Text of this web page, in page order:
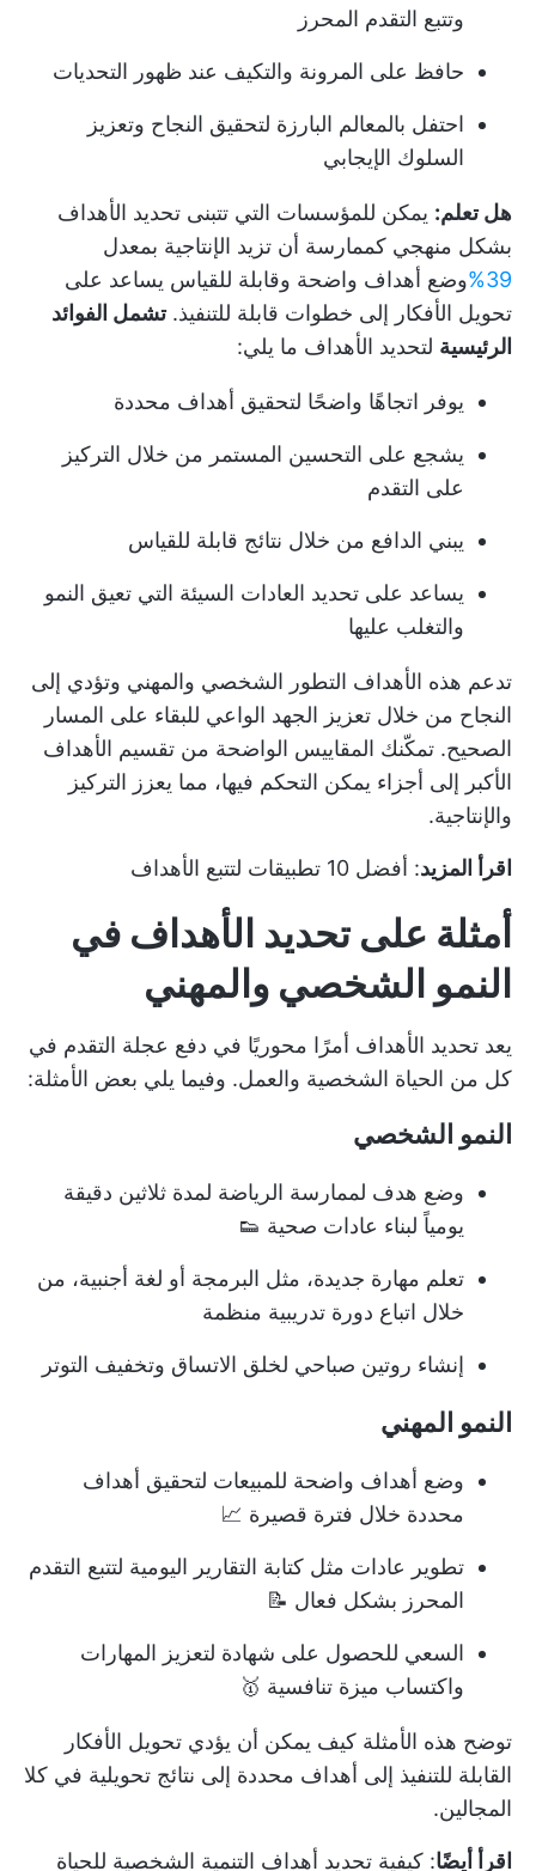
وتتبع التقدم المحرز
حافظ على المرونة والتكيف عند ظهور التحديات
احتفل بالمعالم البارزة لتحقيق النجاح وتعزيز
السلوك الإيجابي
هل تعلم: يمكن للمؤسسات التي تتبنى تحديد الأهداف
بشكل منهجي كممارسة أن تزيد الإنتاجية بمعدل
39%
وضع أهداف واضحة وقابلة للقياس يساعد على
تحويل الأفكار إلى خطوات قابلة للتنفيذ.تشمل الفوائد
الرئيسية لتحديد الأهداف ما يلي:
يوفر اتجاهًا واضحًا لتحقيق أهداف محددة
يشجع على التحسين المستمر من خلال التركيز
على التقدم
يبني الدافع من خلال نتائج قابلة للقياس
يساعد على تحديد العادات السيئة التي تعيق النمو
والتغلب عليها
تدعم هذه الأهداف التطور الشخصي والمهني وتؤدي إلى
النجاح من خلال تعزيز الجهد الواعي للبقاء على المسار
الصحيح. تمكّنك المقاييس الواضحة من تقسيم الأهداف
الأكبر إلى أجزاء يمكن التحكم فيها، مما يعزز التركيز
والإنتاجية.
اقرأ المزيد: أفضل 10 تطبيقات لتتبع الأهداف
أمثلة على تحديد الأهداف في
النمو الشخصي والمهني
يعد تحديد الأهداف أمرًا محوريًا في دفع عجلة التقدم في
كل من الحياة الشخصية والعمل. وفيما يلي بعض الأمثلة:
النمو الشخصي
وضع هدف لممارسة الرياضة لمدة ثلاثين دقيقة
يومياً لبناء عادات صحية 👟
تعلم مهارة جديدة، مثل البرمجة أو لغة أجنبية، من
خلال اتباع دورة تدريبية منظمة
إنشاء روتين صباحي لخلق الاتساق وتخفيف التوتر
النمو المهني
وضع أهداف واضحة للمبيعات لتحقيق أهداف
محددة خلال فترة قصيرة 📈
تطوير عادات مثل كتابة التقارير اليومية لتتبع التقدم
المحرز بشكل فعال 📝
السعي للحصول على شهادة لتعزيز المهارات
واكتساب ميزة تنافسية 🥇
توضح هذه الأمثلة كيف يمكن أن يؤدي تحويل الأفكار
القابلة للتنفيذ إلى أهداف محددة إلى نتائج تحويلية في كلا
المجالين.
اقرأ أيضًا: كيفية تحديد أهداف التنمية الشخصية للحياة